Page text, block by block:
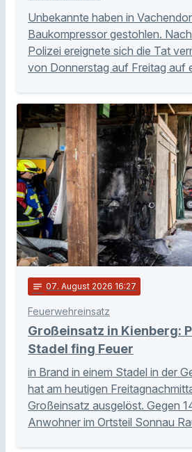
Unbekannte haben in
Baukompressor gestohlen.
Polizei ereignete sich die Tat
von Donnerstag auf Freitag auf
notes 07. August 2026 16:27
Feuerwehreinsatz
Großeinsatz in Kienberg:
Stadel fing Feuer
in Brand in einem Stadel in der
hat am heutigen
Großeinsatz ausgelöst. Gegen
Anwohner im Ortsteil Sonnau